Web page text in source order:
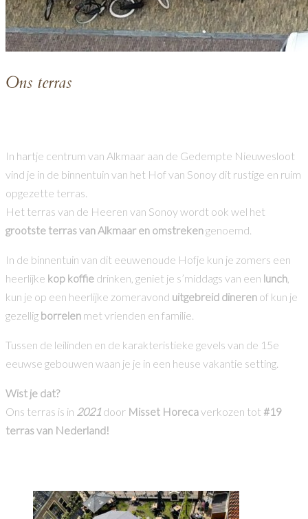
Ons terras
In hartje centrum van Alkmaar aan de Gedempte Nieuwesloot
vind je in de binnentuin van het Hof van Sonoy dit rustige en ruim
opgezette terras.
Het terras van de Heeren van Sonoy wordt ook wel het
grootste terras van Alkmaar en omstrekengenoemd.
In de binnentuin van dit eeuwenoude Hofje kun je zomers een
heerlijke kop koffie drinken, geniet je s’middags van een lunch
kun je op een heerlijke zomeravond uitgebreid dineren of kun je
gezellig borrelen met vrienden en familie.
Tussen de leilinden en de karakteristieke gevels van de 15e
eeuwse gebouwen waan je je in een heuse vakantie setting.
Wist je dat?
Ons terras is in 2021 door Misset Horecaverkozen tot #19
terras van Nederland!